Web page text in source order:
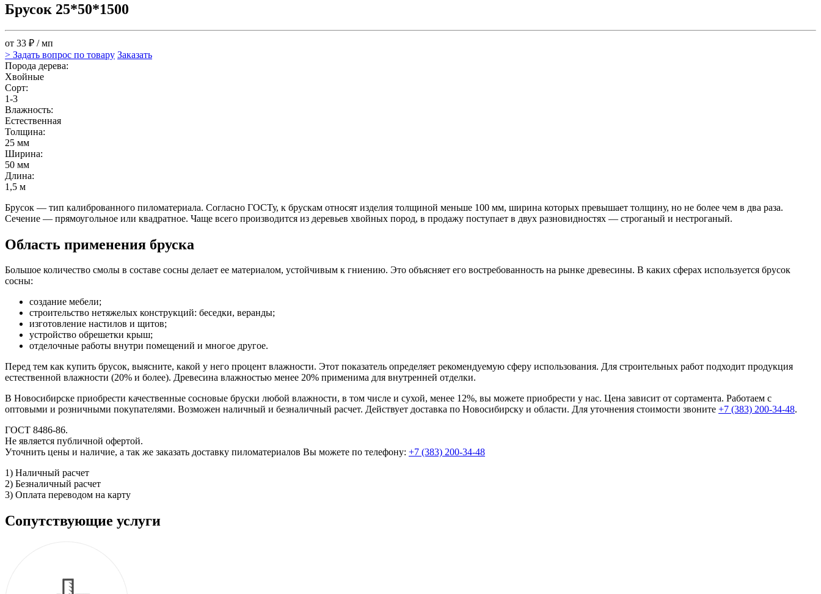
Брусок 25*50*1500
от 33 ₽ / мп
> Задать вопрос по товару Заказать
Порода дерева:
Хвойные
Сорт:
1-3
Влажность:
Естественная
Толщина:
25 мм
Ширина:
50 мм
Длина:
1,5 м
Брусок — тип калиброванного пиломатериала. Согласно ГОСТу, к брускам относят изделия толщиной меньше 100 мм, ширина которых превышает толщину, но не более чем в два раза.
Сечение — прямоугольное или квадратное. Чаще всего производится из деревьев хвойных пород, в продажу поступает в двух разновидностях — строганый и нестроганый.
Область применения бруска
Большое количество смолы в составе сосны делает ее материалом, устойчивым к гниению. Это объясняет его востребованность на рынке древесины. В каких сферах используется брусок
сосны:
создание мебели;
строительство нетяжелых конструкций: беседки, веранды;
изготовление настилов и щитов;
устройство обрешетки крыш;
отделочные работы внутри помещений и многое другое.
Перед тем как купить брусок, выясните, какой у него процент влажности. Этот показатель определяет рекомендуемую сферу использования. Для строительных работ подходит продукция
естественной влажности (20% и более). Древесина влажностью менее 20% применима для внутренней отделки.
В Новосибирске приобрести качественные сосновые бруски любой влажности, в том числе и сухой, менее 12%, вы можете приобрести у нас. Цена зависит от сортамента. Работаем с
оптовыми и розничными покупателями. Возможен наличный и безналичный расчет. Действует доставка по Новосибирску и области. Для уточнения стоимости звоните +7 (383) 200-34-48.
ГОСТ 8486-86.
Не является публичной офертой.
Уточнить цены и наличие, а так же заказать доставку пиломатериалов Вы можете по телефону: +7 (383) 200-34-48
1) Наличный расчет
2) Безналичный расчет
3) Оплата переводом на карту
Сопутствующие услуги